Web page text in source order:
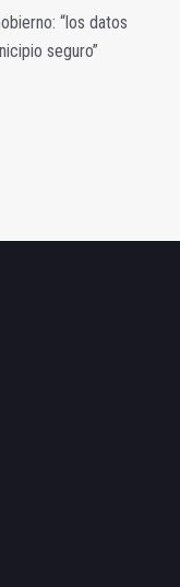
“los datos
seguro”